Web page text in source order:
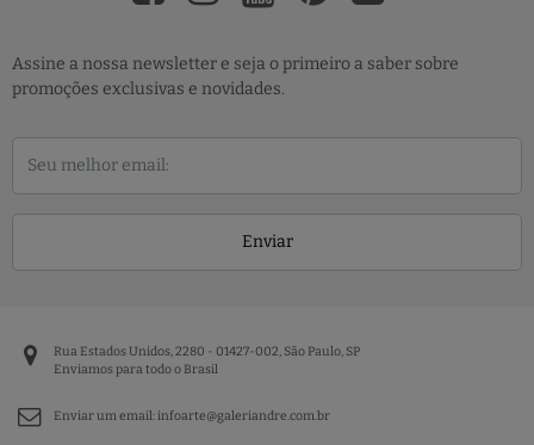
Assine a nossa newsletter e seja o primeiro a saber sobre
promoções exclusivas e novidades.
Enviar
Rua Estados Unidos, 2280 - 01427-002, São Paulo, SP
Enviamos para todo o Brasil
Enviar um email:infoarte@galeriandre.com.br